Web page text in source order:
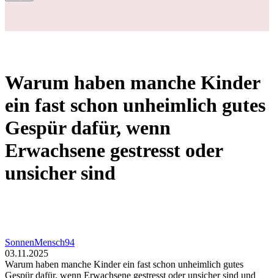
Warum haben manche Kinder
ein fast schon unheimlich gutes
Gespür dafür, wenn
Erwachsene gestresst oder
unsicher sind
SonnenMensch94
03.11.2025
Warum haben manche Kinder ein fast schon unheimlich gutes
Gespür dafür, wenn Erwachsene gestresst oder unsicher sind und